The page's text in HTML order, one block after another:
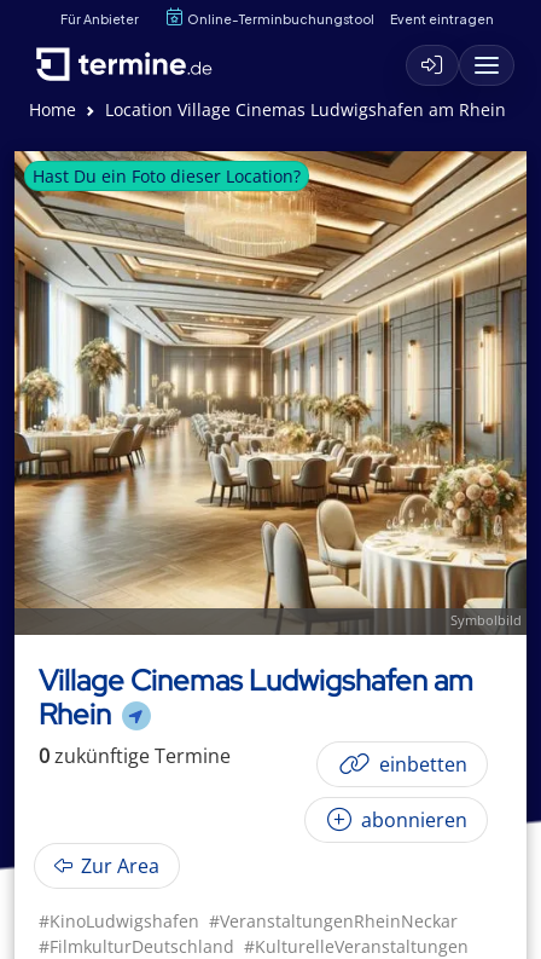
Für Anbieter Online-Terminbuchungstool Event eintragen
Home Location Village Cinemas Ludwigshafen am Rhein
Symbolbild
Hast Du ein Foto dieser Location?
Village Cinemas Ludwigshafen am
Rhein
0zukünftigeTermine einbetten
abonnieren
Zur Area
#KinoLudwigshafen #VeranstaltungenRheinNeckar
#FilmkulturDeutschland #KulturelleVeranstaltungen